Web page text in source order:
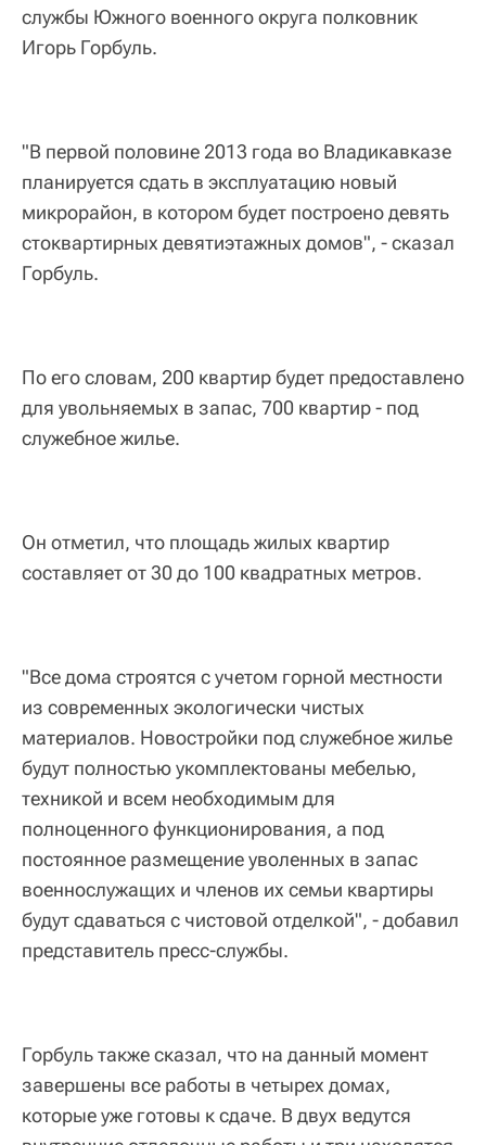
службы Южного военного округа полковник
Игорь Горбуль.
"В первой половине 2013 года во Владикавказе
планируется сдать в эксплуатацию новый
микрорайон, в котором будет построено девять
стоквартирных девятиэтажных домов", - сказал
Горбуль.
По его словам, 200 квартир будет предоставлено
для увольняемых в запас, 700 квартир - под
служебное жилье.
Он отметил, что площадь жилых квартир
составляет от 30 до 100 квадратных метров.
"Все дома строятся с учетом горной местности
из современных экологически чистых
материалов. Новостройки под служебное жилье
будут полностью укомплектованы мебелью,
техникой и всем необходимым для
полноценного функционирования, а под
постоянное размещение уволенных в запас
военнослужащих и членов их семьи квартиры
будут сдаваться с чистовой отделкой", - добавил
представитель пресс-службы.
Горбуль также сказал, что на данный момент
завершены все работы в четырех домах,
которые уже готовы к сдаче. В двух ведутся